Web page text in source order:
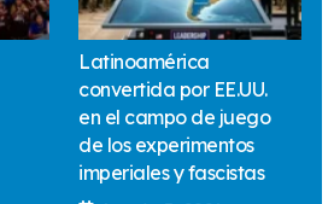
Latinoamérica
convertida por EE.UU.
en el campo de juego
de los experimentos
imperiales y fascistas